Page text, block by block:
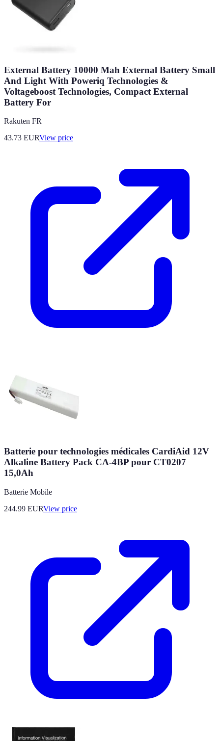
External Battery 10000 Mah External Battery Small
And Light With Poweriq Technologies &
Voltageboost Technologies, Compact External
Battery For
Rakuten FR
43.73 EURView price
Batterie pour technologies médicales CardiAid 12V
Alkaline Battery Pack CA-4BP pour CT0207
15,0Ah
Batterie Mobile
244.99 EURView price